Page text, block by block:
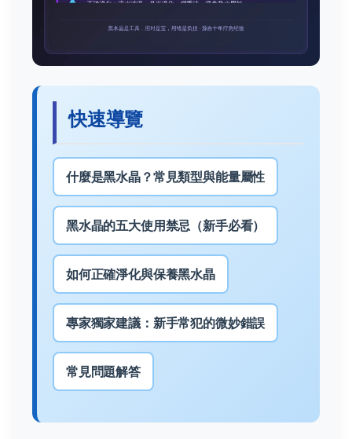
快速導覽
什麼是黑水晶？常見類型與能量屬性
黑水晶的五大使用禁忌（新手必看）
如何正確淨化與保養黑水晶
專家獨家建議：新手常犯的微妙錯誤
常見問題解答